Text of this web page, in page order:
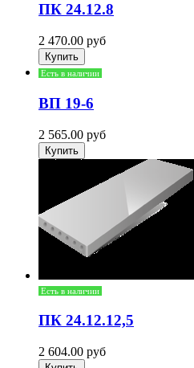
ПК 24.12.8
2 470.00 руб
Есть в наличии
ВП 19-6
2 565.00 руб
Есть в наличии
ПК 24.12.12,5
2 604.00 руб